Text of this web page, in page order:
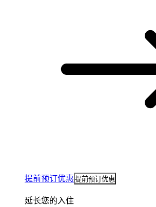
提前预订优惠 提前预订优惠
延长您的入住